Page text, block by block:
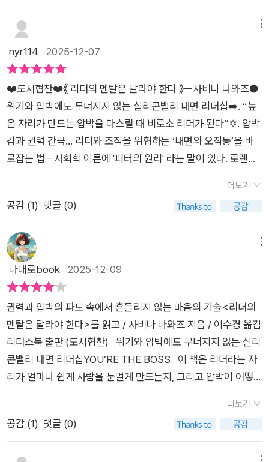
없이 흔든다. 권력은 당신의 눈을 가리고 압박감은 우리 자신과
팀원을 망치는 행동습관도 만든다.이런 감정들에 흔들리지 않으
려면 그에 걸맞는 멘탈이 필요하다. 우리가 흔히 말하는 좋은 리
더는 바로 이런 멘탈을 갖춘 사람을 말한다. 아랫사람보다 더 흔
들리고 두려워하는 사람은 상사로 인정받기 힘들다. 책에는 이런
상황을 극복하기 위한 습관들을 알려준다. 스스로 점검할 수 있도
록 체크 리스트도 있다. 자기 자신도 관리하지 못하는 사람이 어
떻게 타인을 관리할 수 있겠는가. '훌륭한 상사가 되고 싶다면 먼
저 당신 자신의 상사가 되어야 한다' 나는 이 말이 좋았다. 높은 자
는 것이다. 그러므로 왕관의 무게를 견딜 수 있는 사람만이 쓸 자
격이 있다. 그러기 위해 철저하게 자기관리가 되는 사람이 그 자
리에 올라야 하는 것이 맞다. 리더를 꿈꾼다면 이 책을 통해 지금
자신이 어떤 사람인 지 돌아보자. 지금이라도 늦지 않았다. @wo
ongjin_readers#리더의멘탈은달라야한다 #사비나나와즈#리
더스북 #웅진지식하우스 #리더십#좋은팀장 #보스 #자기계발 #
관적으로 작성한 서평입니다>🔅#서평단 #도서협찬 #추천도서
#책추천 #신간 #베스트셀러
본다. 리더의 내면 성장을 설계하는 실리콘밸리 리더십 코치인
저자 사비나 나와즈의 [리더의 멘탈은 달라야 한다]는 저자 자신
의 경험을 통해 리더십의 본질부터 다시 바라보게 되고, 수천명의
기반으로 좋은 리더는 어떠해야 하는지, 리더로서 갖는 압박감과
권력이 어떻게 리더의 행동을 바꿔놓는지를 통해 진짜 성과를 내
고 싶은 리더로 성장할 수 있는 솔루션을 담았다. 자리가 사람을
만든다는 말이 있다. 어떤 위치에 올라가게되면 거기에 걸맞는 역
할을 해내게 된다는 것이다. 그러나 많은 리더들이 자신에게 주어
진 권한에 대한 우월감과 어떤 성과에 대한 압박감이 상당하다.
나만 옳다거나, 나를 칭송하는 아부하는 사람들의 이야기에 빠지
리더는 모든 걸 자신이 직접해결하려고 하는 데에서 지치게 되고,
팀원들에 대한 성장을 저해하게 되기도 한다. 저자는 이러한 생각
들이 오히려 리더로서의 위치를 위험하게 만들고 조직도 해칠 수
있다는 것을 지적한다. 리더는 흔들릴수도 있음을 인지하고, 팀원
들과 과제를 함께 해결해 가는 것이 훨씬 더 많은 성과와 성장을
동반하게 된다는 것이다. 리더로서 가지는 가치도 중요하지만
이 가치는 상황에 따라 변화가능하며, 어떤 가치를 우선시 할지에
대한 고민은 다를 수 있음을 인식해야 한다. 리더는 매순간 선택
의 우선순위를 결정해야 한다. 그리고 순간순간 상황에 대해 주변
도 살펴야 한다. 리더로서 느끼는 압박감에 대해 그 원인에 대해
분석하고, 자신의 감정을 자신의 팀이 이해할 수 있도록 설득하는
것이 필요하다. 또한 개인적으로 회복의 시간도 필요하다. 그러나
nyr114 2025-12-07
❤️도서협찬❤️《 리더의 멘탈은 달라야 한다 》ㅡ사비나 나와즈●
위기와 압박에도 무너지지 않는 실리콘밸리 내면 리더십➡️. “높
은 자리가 만드는 압박을 다스릴 때 비로소 리더가 된다”✡️. 압박
감과 권력 간극… 리더와 조직을 위협하는 ‘내면의 오작동’을 바
로잡는 법ㅡ사회학 이론에 '피터의 원리' 라는 말이 있다. 로렌스
자신이 능력을 발휘할 수 있는 최고 단계까지 승진하게 되고 일단
그 단계에 도달하면, 승진 사다리의 꼭대기에 도달했으므로 그 직
가 승진하고 리더가 되고 싶다. 그러나 리더가 되자마자 무능력해
지고 싶지는 않을 것이다. 높은 자리까지 올라가는 능력과 그 자
리를 유지하는 능력은 전혀 다르다. 물론, 자신의 능력치를 다 써
을 파악하고 능력치를 키우기 위한 노력은 해 볼 수 있다. 이 책은
무능력해지는 리더의 이유와 여전히 유능한 리더의 차이를 보여
준다. 저자는 근본적인 이유를 '멘탈' 에서 찾는다. '수많은 사례를
연구하면서 권력이 실수를 보지 못하게 우리의 눈을 가리고, 높은
직급에 따르는 강한 압박감이 행동을 성찰하고 조절하는 능력에
함정이 많다. 또한, 리더에게 주어진 권력에 취하면 꼭 보아야 할
고 있는 것만 보이고 직원들도 좋은 것만 이야기한다. 우리는 역
더보기
공감 (1) 댓글 (0)
나대로book 2025-12-09
권력과 압박의 파도 속에서 흔들리지 않는 마음의 기술<리더의
멘탈은 달라야 한다>를 읽고 / 사비나 나와즈 지음 / 이수경 옮김
리더스북 출판 (도서협찬) 위기와 압박에도 무너지지 않는 실리
콘밸리 내면 리더십YOU’RE THE BOSS 이 책은 리더라는 자
리가 얼마나 쉽게 사람을 눈멀게 만드는지, 그리고 압박이 어떻게
낸다. 권력은 리더를 고독하게 만들고, 피드백은 멀어지고, 결국
스스로의 실수를 가장 늦게 깨닫는 존재가 된다. 저자는 그 비극
을 막는 길이 내면의 관리에 있다고 말한다. 예외라는 착각을 버
더보기
공감 (1) 댓글 (0)